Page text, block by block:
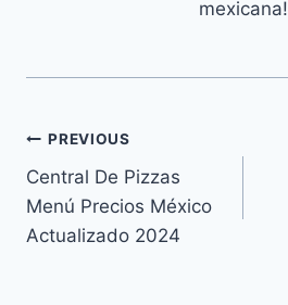
mexicana!
Navegación
de
entradas
PREVIOUS
Central De Pizzas
Menú Precios México
Actualizado 2024